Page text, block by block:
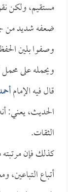
مستقيم، ولكن
ضعفه شديد من
وصفوا بلين
ويحمله على
قال فيه الإمام
الحديث، يعني:
الثقات.
كذلك فإن
أتباع التباعين،